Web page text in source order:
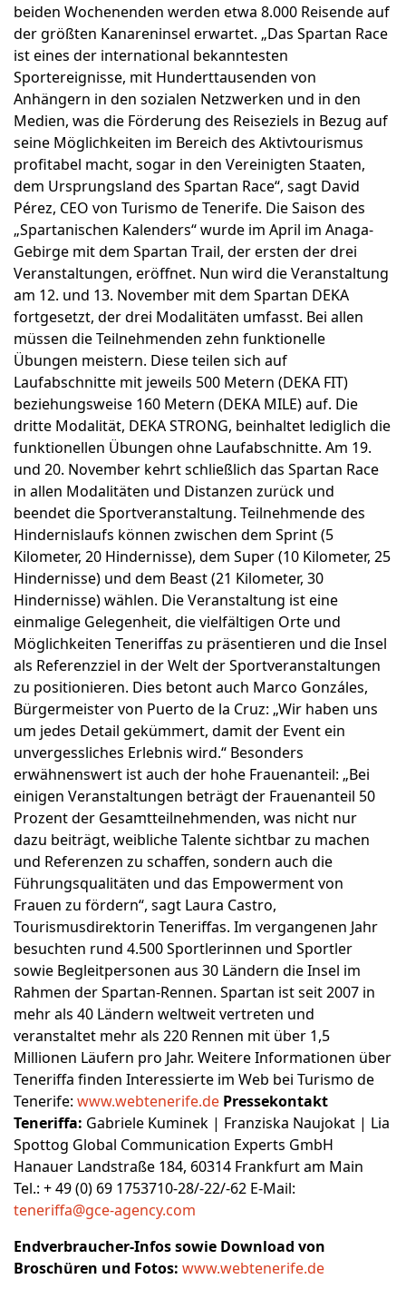
beiden Wochenenden werden etwa 8.000 Reisende auf
der größten Kanareninsel erwartet. „Das Spartan Race
ist eines der international bekanntesten
Sportereignisse, mit Hunderttausenden von
Anhängern in den sozialen Netzwerken und in den
Medien, was die Förderung des Reiseziels in Bezug auf
seine Möglichkeiten im Bereich des Aktivtourismus
profitabel macht, sogar in den Vereinigten Staaten,
dem Ursprungsland des Spartan Race“, sagt David
Pérez, CEO von Turismo de Tenerife. Die Saison des
„Spartanischen Kalenders“ wurde im April im Anaga-
Gebirge mit dem Spartan Trail, der ersten der drei
Veranstaltungen, eröffnet. Nun wird die Veranstaltung
am 12. und 13. November mit dem Spartan DEKA
fortgesetzt, der drei Modalitäten umfasst. Bei allen
müssen die Teilnehmenden zehn funktionelle
Übungen meistern. Diese teilen sich auf
Laufabschnitte mit jeweils 500 Metern (DEKA FIT)
beziehungsweise 160 Metern (DEKA MILE) auf. Die
dritte Modalität, DEKA STRONG, beinhaltet lediglich die
funktionellen Übungen ohne Laufabschnitte. Am 19.
und 20. November kehrt schließlich das Spartan Race
in allen Modalitäten und Distanzen zurück und
beendet die Sportveranstaltung. Teilnehmende des
Hindernislaufs können zwischen dem Sprint (5
Kilometer, 20 Hindernisse), dem Super (10 Kilometer, 25
Hindernisse) und dem Beast (21 Kilometer, 30
Hindernisse) wählen. Die Veranstaltung ist eine
einmalige Gelegenheit, die vielfältigen Orte und
Möglichkeiten Teneriffas zu präsentieren und die Insel
als Referenzziel in der Welt der Sportveranstaltungen
zu positionieren. Dies betont auch Marco Gonzáles,
Bürgermeister von Puerto de la Cruz: „Wir haben uns
um jedes Detail gekümmert, damit der Event ein
unvergessliches Erlebnis wird.“ Besonders
erwähnenswert ist auch der hohe Frauenanteil: „Bei
einigen Veranstaltungen beträgt der Frauenanteil 50
Prozent der Gesamtteilnehmenden, was nicht nur
dazu beiträgt, weibliche Talente sichtbar zu machen
und Referenzen zu schaffen, sondern auch die
Führungsqualitäten und das Empowerment von
Frauen zu fördern“, sagt Laura Castro,
Tourismusdirektorin Teneriffas. Im vergangenen Jahr
besuchten rund 4.500 Sportlerinnen und Sportler
sowie Begleitpersonen aus 30 Ländern die Insel im
Rahmen der Spartan-Rennen. Spartan ist seit 2007 in
mehr als 40 Ländern weltweit vertreten und
veranstaltet mehr als 220 Rennen mit über 1,5
Millionen Läufern pro Jahr. Weitere Informationen über
Teneriffa finden Interessierte im Web bei Turismo de
Tenerife: www.webtenerife.de Pressekontakt
Teneriffa: Gabriele Kuminek | Franziska Naujokat | Lia
Spottog Global Communication Experts GmbH
Hanauer Landstraße 184, 60314 Frankfurt am Main
Tel.: + 49 (0) 69 1753710-28/-22/-62 E-Mail:
teneriffa@gce-agency.com
Endverbraucher-Infos sowie Download von
Broschüren und Fotos: www.webtenerife.de